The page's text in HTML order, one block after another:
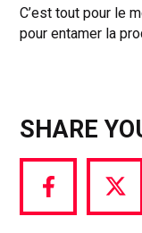
C’est tout pour le
pour entamer la
SHARE
Share
via
Share
via